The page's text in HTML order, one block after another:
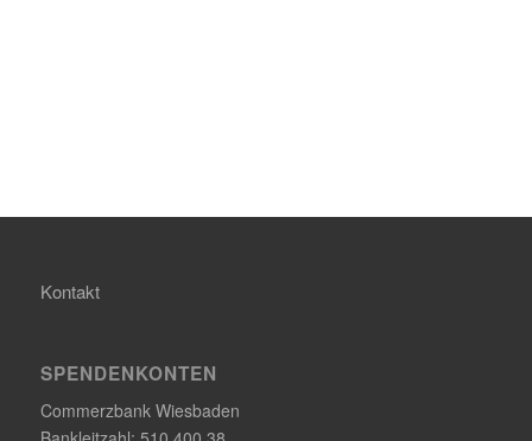
Kontakt
SPENDENKONTEN
Commerzbank Wiesbaden